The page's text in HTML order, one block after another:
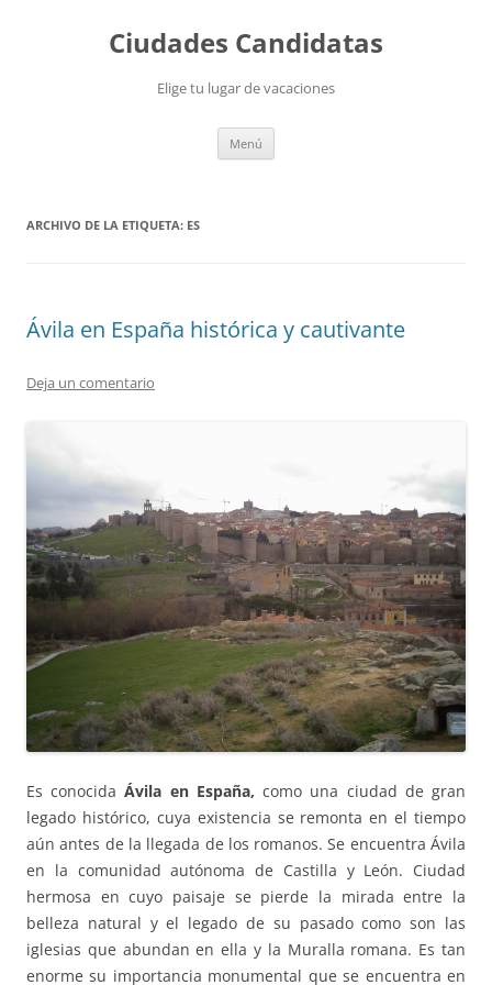
Ciudades Candidatas
Elige tu lugar de vacaciones
Menú
ARCHIVO DE LA ETIQUETA: ES
Ávila en España histórica y cautivante
Deja un comentario
Es conocidaÁvila en España,como una ciudad de gran
legado histórico, cuya existencia se remonta en el tiempo
aún antes de la llegada de los romanos. Se encuentra Ávila
en la comunidad autónoma de Castilla y León. Ciudad
hermosa en cuyo paisaje se pierde la mirada entre la
belleza natural y el legado de su pasado como son las
iglesias que abundan en ella y la Muralla romana. Es tan
enorme su importancia monumental que se encuentra en